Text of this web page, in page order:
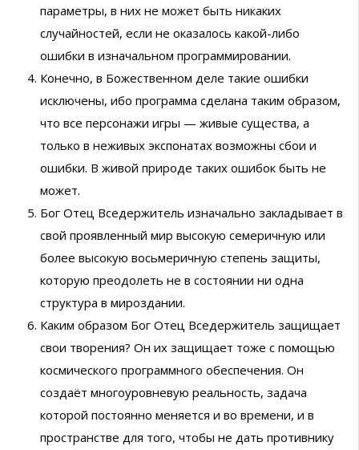
параметры, в них не может быть никаких
случайностей, если не оказалось какой-либо
ошибки в изначальном программировании.
Конечно, в Божественном деле такие ошибки
исключены, ибо программа сделана таким образом,
что все персонажи игры — живые существа, а
только в неживых экспонатах возможны сбои и
ошибки. В живой природе таких ошибок быть не
может.
Бог Отец Вседержитель изначально закладывает в
свой проявленный мир высокую семеричную или
более высокую восьмеричную степень защиты,
которую преодолеть не в состоянии ни одна
структура в мироздании.
Каким образом Бог Отец Вседержитель защищает
свои творения? Он их защищает тоже с помощью
космического программного обеспечения. Он
создаёт многоуровневую реальность, задача
которой постоянно меняется и во времени, и в
пространстве для того, чтобы не дать противнику